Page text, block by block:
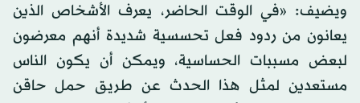
ويضيف: «في الوقت الحاضر، يعرف الأشخاص الذين
يعانون من ردود فعل تحسسية شديدة أنهم معرضون
لبعض مسببات الحساسية، ويمكن أن يكون الناس
مستعدين لمثل هذا الحدث عن طريق حمل حاقن